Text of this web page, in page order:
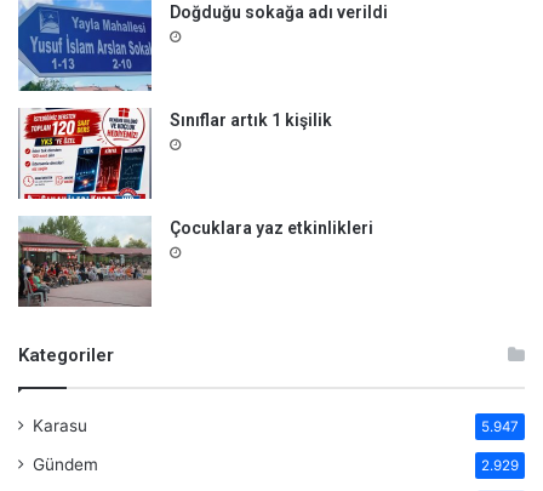
Doğduğu sokağa adı verildi
Sınıflar artık 1 kişilik
Çocuklara yaz etkinlikleri
Kategoriler
Karasu 5.947
Gündem 2.929